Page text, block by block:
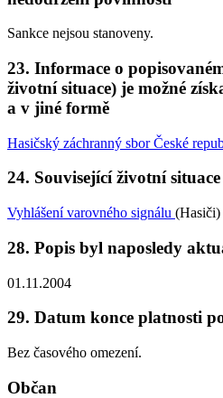
Sankce nejsou stanoveny.
23. Informace o
životní situace) je možné
a v jiné formě
Hasičský záchranný sbor České
24. Související životní
Vyhlášení varovného signálu (Hasiči)
28. Popis byl naposledy
01.11.2004
29. Datum konce platnosti
Bez časového omezení.
Občan